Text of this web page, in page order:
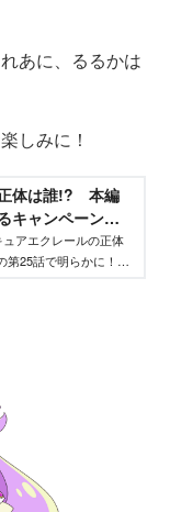
あに、るるかは
しみに！
体は誰!? 本編
キャンペーン開
偵プリキュア！
アエクレールの正体
25話で明らかに！キ
ールに変身するの